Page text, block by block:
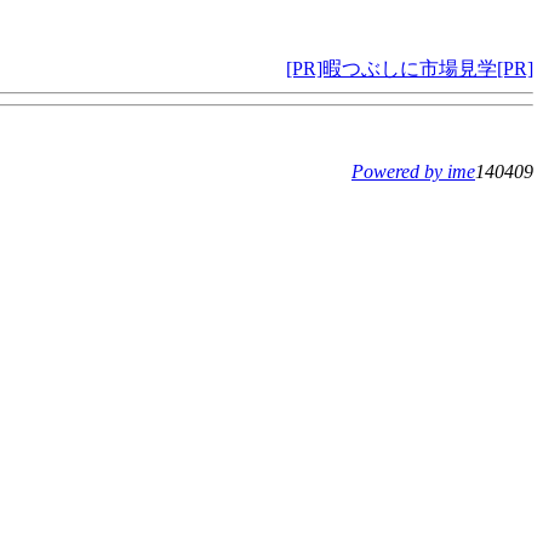
[PR]暇つぶしに市場見学[PR]
Powered by ime140409